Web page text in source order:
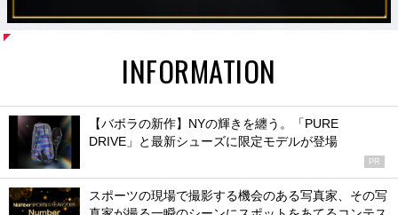
INFORMATION
【バボラの新作】NYの輝きを纏う。「PURE
DRIVE」と最新シューズに限定モデルが登場
PR
スポーツの現場で撮影する機会のある写真家、その写